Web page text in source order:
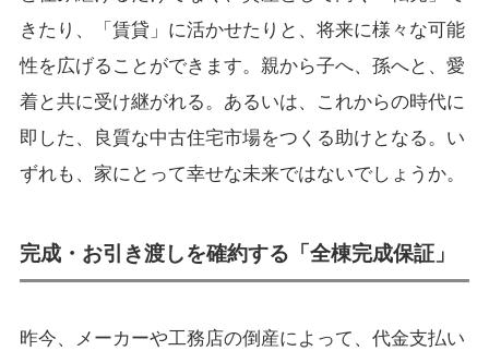
きたり、「賃貸」に活かせたりと、将来に様々な可能
性を広げることができます。親から子へ、孫へと、愛
着と共に受け継がれる。あるいは、これからの時代に
即した、良質な中古住宅市場をつくる助けとなる。い
ずれも、家にとって幸せな未来ではないでしょうか。
完成・お引き渡しを確約する「全棟完成保証」
昨今、メーカーや工務店の倒産によって、代金支払い